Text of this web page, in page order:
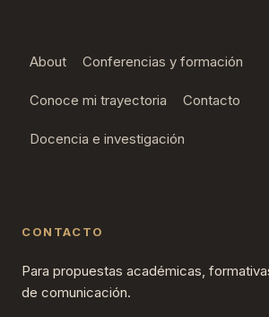
About Conferencias y formación
Conoce mi trayectoria Contacto
Docencia e investigación
CONTACTO
Para propuestas académicas,
de comunicación.